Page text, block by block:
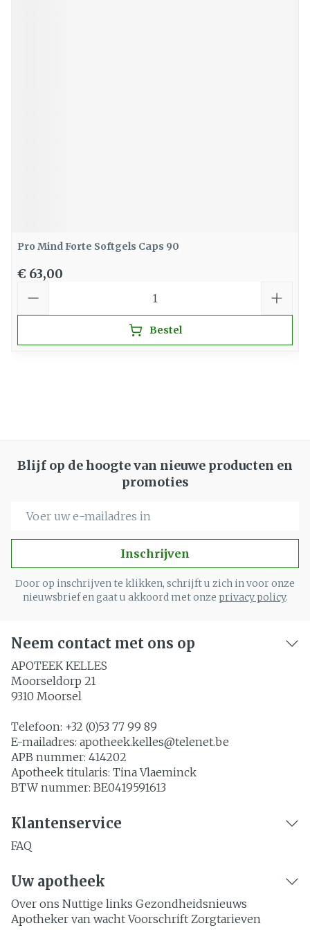
Pro Mind Forte Softgels Caps 90
€ 63,00
Bestel
Blijf op de hoogte van nieuwe producten en
promoties
Inschrijven
Door op inschrijven te klikken, schrijft u zich in voor onze
nieuwsbrief en gaat u akkoord met onze privacy policy.
Neem contact met ons op
APOTEEK KELLES
Moorseldorp 21
9310 Moorsel
Telefoon: +32 (0)53 77 99 89
E-mailadres: apotheek.kelles@telenet.be
APB nummer: 414202
Apotheek titularis: Tina Vlaeminck
BTW nummer: BE0419591613
Klantenservice
FAQ
Uw apotheek
Over ons Nuttige links Gezondheidsnieuws
Apotheker van wacht Voorschrift Zorgtarieven